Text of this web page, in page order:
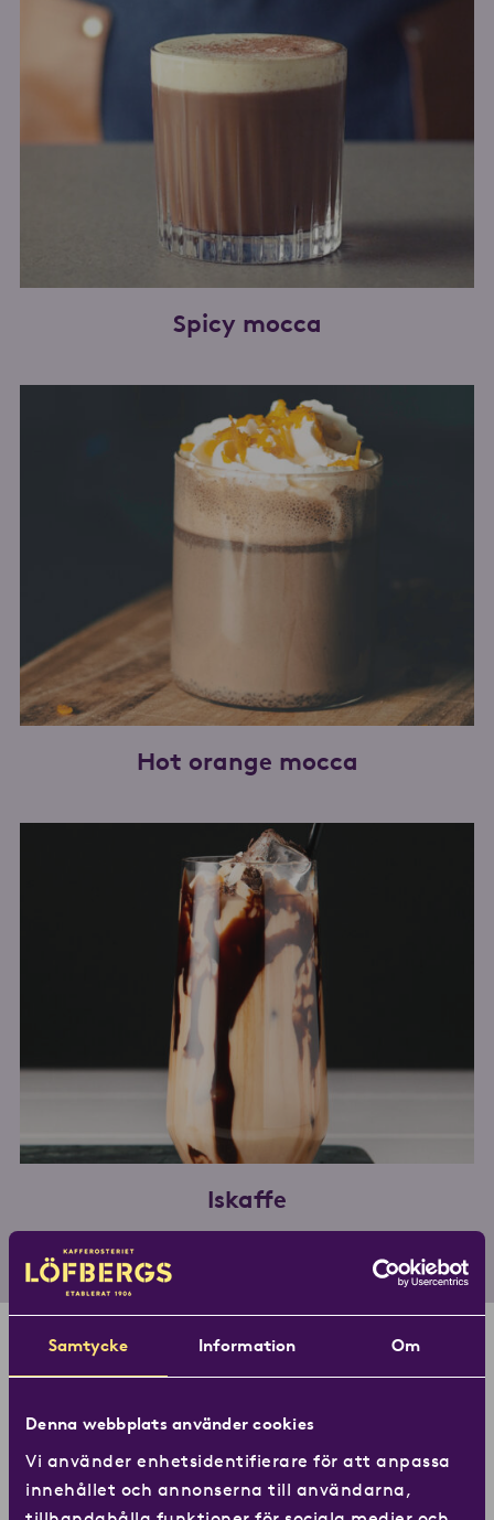
Samtycke Information Om
Denna webbplats använder cookies
Vi använder enhetsidentifierare för att anpassa
innehållet och annonserna till användarna,
Köp Fair mellanrost
Spicy mocca
Hot orange mocca
Iskaffe
Du kanske även gillar